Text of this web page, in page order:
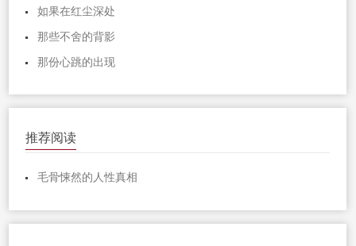
如果在红尘深处
那些不舍的背影
那份心跳的出现
推荐阅读
毛骨悚然的人性真相